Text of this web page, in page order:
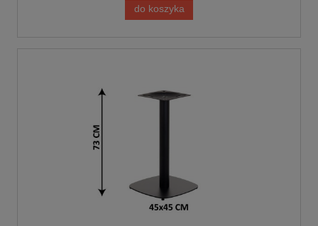
do koszyka